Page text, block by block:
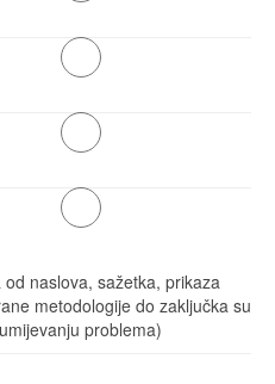
naslova, sažetka, prikaza
metodologije do zaključka su
problema)